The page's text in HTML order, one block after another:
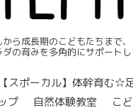
ら成長期のこどもたちまで、
の育みを多角的にサポートし
【スポーカル】体幹育む
プ 自然体験教室 こ